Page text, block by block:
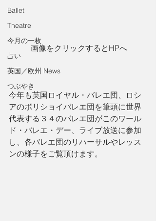
Ballet
Theatre
今月の一枚
占い
英国／欧州 News
つぶやき
画像をクリックするとHPへ
今年も英国ロイヤル・バレエ団、ロシ
アのボリショイバレエ団を筆頭に世界
代表する３４のバレエ団がこのワール
ド・バレエ・デー、ライブ放送に参加
し、各バレエ団のリハーサルやレッス
ンの様子をご覧頂けます。